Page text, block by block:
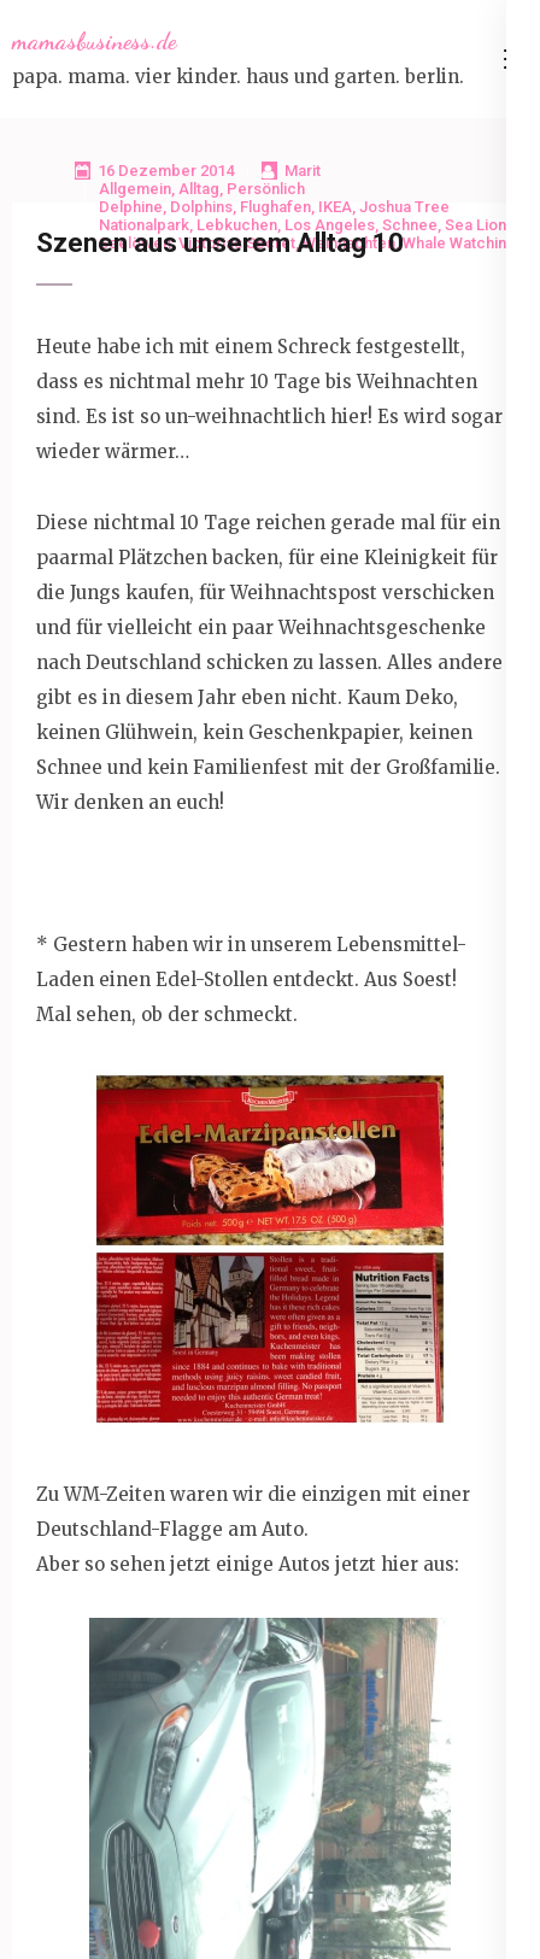
to
content
mamasbusiness.de
papa. mama. vier kinder. haus und garten. berlin.
16 Dezember 2014
Marit
Allgemein, Alltag, Persönlich
Delphine, Dolphins, Flughafen, IKEA, Joshua Tree
Nationalpark, Lebkuchen, Los Angeles, Schnee, Sea Lions
Seelöwen,Victorias Secret,Weihnachten,Whale Watching
Szenen aus unserem Alltag 10
Heute habe ich mit einem Schreck festgestellt,
dass es nichtmal mehr 10 Tage bis Weihnachten
sind. Es ist so un-weihnachtlich hier! Es wird sogar
wieder wärmer…
Diese nichtmal 10 Tage reichen gerade mal für ein
paarmal Plätzchen backen, für eine Kleinigkeit für
die Jungs kaufen, für Weihnachtspost verschicken
und für vielleicht ein paar Weihnachtsgeschenke
nach Deutschland schicken zu lassen. Alles andere
gibt es in diesem Jahr eben nicht. Kaum Deko,
keinen Glühwein, kein Geschenkpapier, keinen
Schnee und kein Familienfest mit der Großfamilie.
Wir denken an euch!
* Gestern haben wir in unserem Lebensmittel-
Laden einen Edel-Stollen entdeckt. Aus Soest!
Mal sehen, ob der schmeckt.
Zu WM-Zeiten waren wir die einzigen mit einer
Deutschland-Flagge am Auto.
Aber so sehen jetzt einige Autos jetzt hier aus: